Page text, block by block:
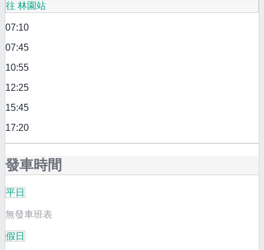
往 林園站
07:10
07:45
10:55
12:25
15:45
17:20
發車時間
平日
無發車班表
假日